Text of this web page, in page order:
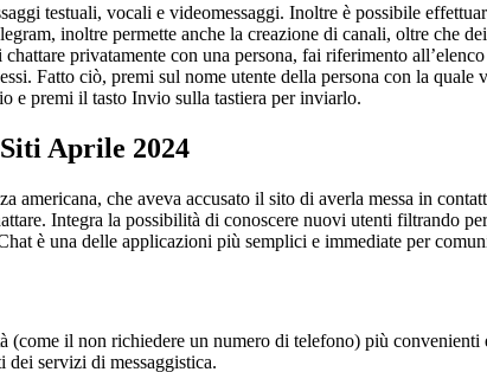
testuali, vocali e videomessaggi. Inoltre è possibile
inoltre permette anche la creazione di canali, oltre che
privatamente con una persona, fai riferimento
Fatto ciò, premi sul nome utente della persona con la
e premi il tasto Invio sulla tastiera per inviarlo.
Aprile 2024
americana, che aveva accusato il sito di averla messa in
Integra la possibilità di conoscere nuovi utenti filtrando
è una delle applicazioni più semplici e immediate per
(come il non richiedere un numero di telefono) più
dei servizi di messaggistica.